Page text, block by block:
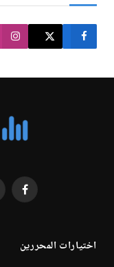
فيسبوك
اختيارات المحررين